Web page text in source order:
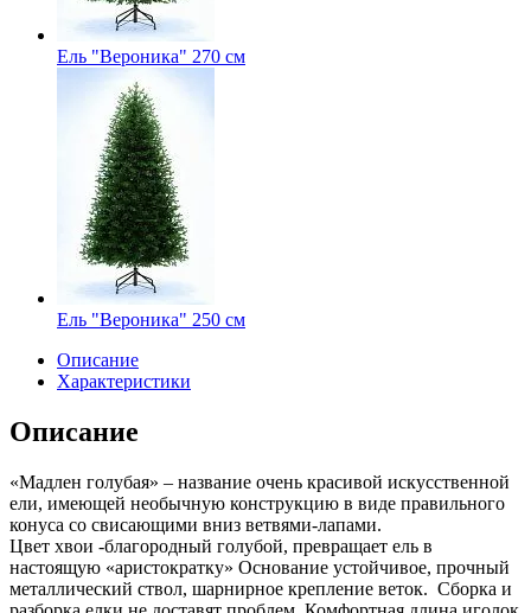
Ель "Вероника" 270 см
Ель "Вероника" 250 см
Описание
Характеристики
Описание
«Мадлен голубая» – название очень красивой искусственной
ели, имеющей необычную конструкцию в виде правильного
конуса со свисающими вниз ветвями-лапами.
Цвет хвои -благородный голубой, превращает ель в
настоящую «аристократку» Основание устойчивое, прочный
металлический ствол, шарнирное крепление веток. Сборка и